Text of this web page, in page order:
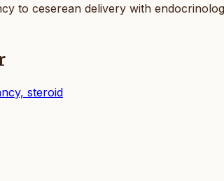
to ceserean delivery with
steroid